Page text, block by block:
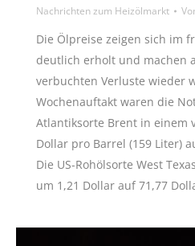
Nachrichten zum Heizölmarkt
Die Ölpreise zeigen sich im
deutlich erholt und machen
verbuchten Verluste wieder
Wochenauftakt waren die
Atlantiksorte Brent in einem
Dollar pro Barrel (159 Liter)
Die US-Rohölsorte West
um 1,21 Dollar auf 71,77